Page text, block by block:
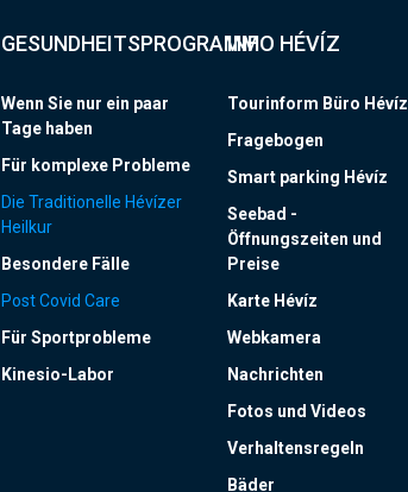
GESUNDHEITSPROGRAMM
Wenn Sie nur ein paar
Tage haben
Für komplexe Probleme
Die Traditionelle Hévízer
Heilkur
Besondere Fälle
Post Covid Care
Für Sportprobleme
Kinesio-Labor
INFO HÉVÍZ
Tourinform Büro Hévíz
Fragebogen
Smart parking Hévíz
Seebad -
Öffnungszeiten und
Preise
Karte Hévíz
Webkamera
Nachrichten
Fotos und Videos
Verhaltensregeln
Bäder